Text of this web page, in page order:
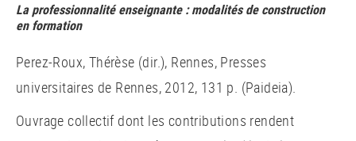
La professionnalité enseignante : modalités de construction
en formation
Perez-Roux, Thérèse (dir.), Rennes, Presses
universitaires de Rennes, 2012, 131 p. (Paideia).
Ouvrage collectif dont les contributions rendent